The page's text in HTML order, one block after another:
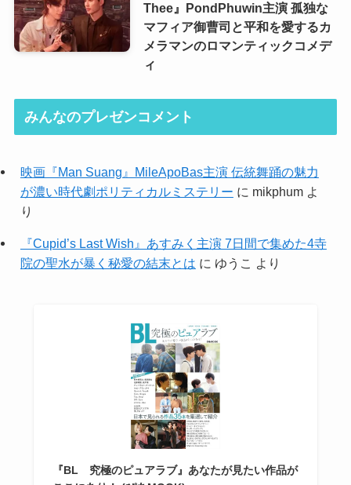
Thee』PondPhuwin主演 孤独な
マフィア御曹司と平和を愛するカ
メラマンのロマンティックコメデ
ィ
みんなのプレゼンコメント
映画『Man Suang』MileApoBas主演 伝統舞踊の魅力
が濃い時代劇ポリティカルミステリー に mikphumよ
り
『Cupid’s Last Wish』あすみく主演 7日間で集めた4寺
院の聖水が暴く秘愛の結末とは に ゆうこ より
『BL 究極のピュアラブ』あなたが見たい作品が